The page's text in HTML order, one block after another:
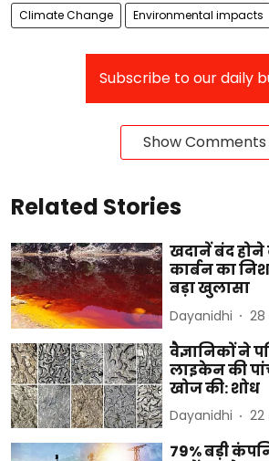
Climate Change Environmental impacts
Subscribe to our daily
Show Comments
Related Stories
खदानें बंद होने
कार्बन का
बड़ा खुलासा
Dayanidhi 28
वैज्ञानिकों ने
लाइकेन की
खोज की: शोध
Dayanidhi 22
79% बड़ी